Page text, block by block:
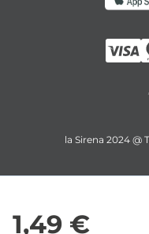
1,49 €
la Sirena 2024 @